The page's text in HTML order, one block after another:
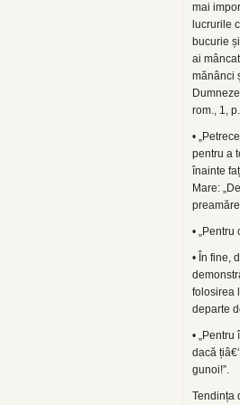
mai
lucrurile
bucurie
ai
mănânci
rom., 1,
•
pentru a
înainte
Mare:
•
• În fine,
folosirea
departe
•
dacă
gunoi!”.
Tendința